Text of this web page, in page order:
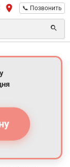
📞 Позвонить